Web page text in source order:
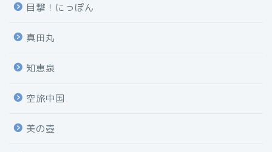
目撃！にっぽん
真田丸
知恵泉
空旅中国
美の壺